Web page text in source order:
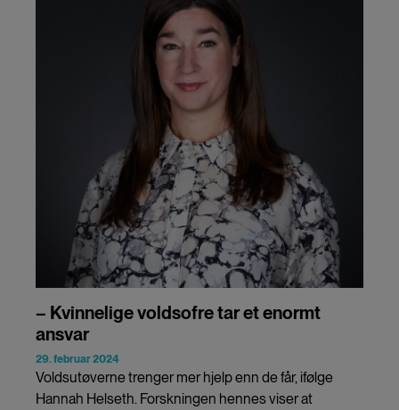
– Kvinnelige voldsofre tar et enormt
ansvar
29. februar 2024
Voldsutøverne trenger mer hjelp enn de får, ifølge
Hannah Helseth. Forskningen hennes viser at